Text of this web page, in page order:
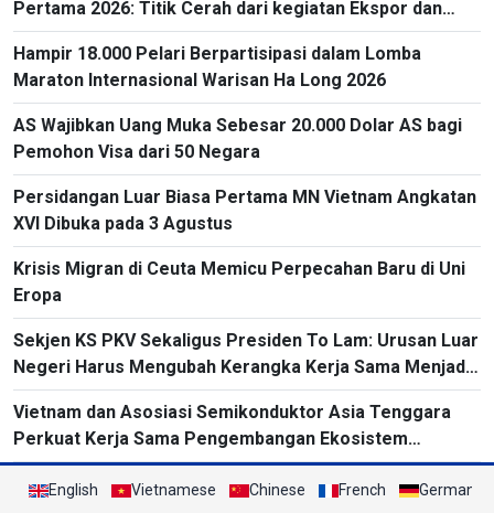
Pertama 2026: Titik Cerah dari kegiatan Ekspor dan
Impor
Hampir 18.000 Pelari Berpartisipasi dalam Lomba
Maraton Internasional Warisan Ha Long 2026
AS Wajibkan Uang Muka Sebesar 20.000 Dolar AS bagi
Pemohon Visa dari 50 Negara
Persidangan Luar Biasa Pertama MN Vietnam Angkatan
XVI Dibuka pada 3 Agustus
Krisis Migran di Ceuta Memicu Perpecahan Baru di Uni
Eropa
Sekjen KS PKV Sekaligus Presiden To Lam: Urusan Luar
Negeri Harus Mengubah Kerangka Kerja Sama Menjadi
Proyek-Proyek Konkret dan Menganggap Efektivitas
yang Substansial sebagai Tolok Ukur
Vietnam dan Asosiasi Semikonduktor Asia Tenggara
Perkuat Kerja Sama Pengembangan Ekosistem
Semikonduktor
English Vietnamese Chinese French German